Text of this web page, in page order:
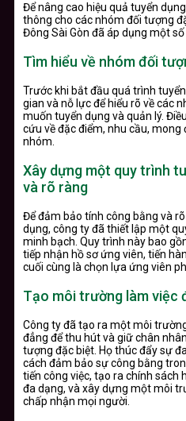
Để nâng cao hiệu quả tuyển
thông cho các nhóm đối tượng
Đông Sài Gòn đã áp dụng một
Tìm hiểu về nhóm đối
Trước khi bắt đầu quá trình
gian và nỗ lực để hiểu rõ về các
muốn tuyển dụng và quản lý.
cứu về đặc điểm, nhu cầu,
nhóm.
Xây dựng một quy trình
và rõ ràng
Để đảm bảo tính công bằng và
dụng, công ty đã thiết lập một
minh bạch. Quy trình này bao
tiếp nhận hồ sơ ứng viên, tiến
cuối cùng là chọn lựa ứng viên
Tạo môi trường làm việc
Công ty đã tạo ra một môi
đẳng để thu hút và giữ chân
tượng đặc biệt. Họ thúc đẩy sự
cách đảm bảo sự công bằng
tiến công việc, tạo ra chính sách
đa dạng, và xây dựng một môi
chấp nhận mọi người.